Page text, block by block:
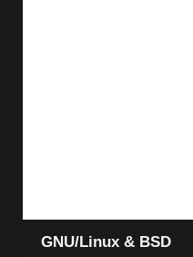
GNU/Linux & BSD